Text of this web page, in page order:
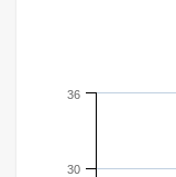
30
36